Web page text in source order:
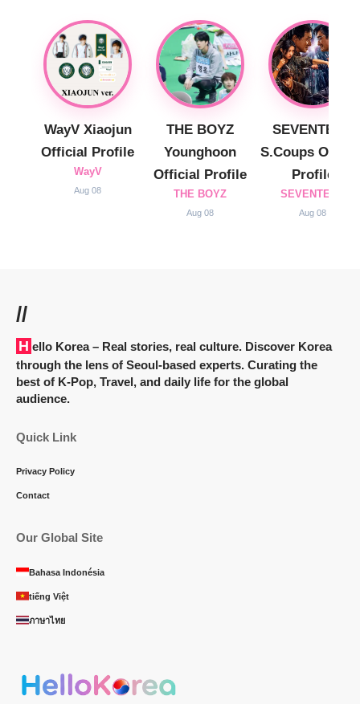
WayV Xiaojun
Official Profile
WayV
Aug 08
THE BOYZ
Younghoon
Official Profile
THE BOYZ
Aug 08
SEVENTEEN
S.Coups
Profile
SEVENTEEN
Aug 08
//
Hello Korea– Real stories, real culture. Discover Korea
through the lens of Seoul-based experts. Curating the
best of K-Pop, Travel, and daily life for the global
audience.
Quick Link
Privacy Policy
Contact
Our Global Site
Bahasa Indonésia
tiếng Việt
ภาษาไทย